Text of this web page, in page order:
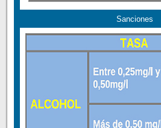
Sanciones